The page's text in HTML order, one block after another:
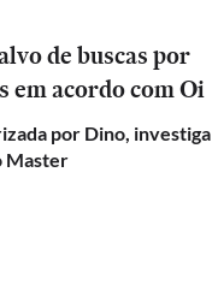
de buscas por
em acordo com Oi
por Dino, investiga
Master